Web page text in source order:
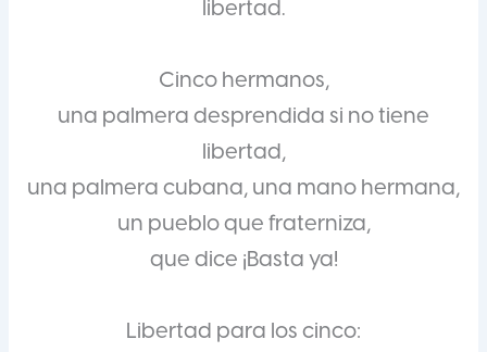
libertad.
Cinco hermanos,
una palmera desprendida si no tiene
libertad,
una palmera cubana, una mano hermana,
un pueblo que fraterniza,
que dice ¡Basta ya!
Libertad para los cinco: